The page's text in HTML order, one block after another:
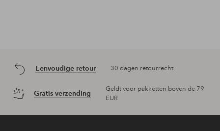
Eenvoudige retour 30 dagen retourrecht
Gratis verzending
Geldt voor pakketten boven de 79
EUR